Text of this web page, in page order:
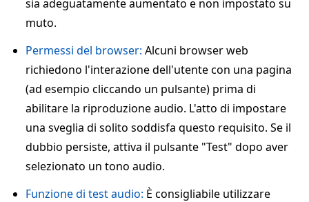
sia adeguatamente aumentato e non impostato su
muto.
Permessi del browser: Alcuni browser web
richiedono l'interazione dell'utente con una pagina
(ad esempio cliccando un pulsante) prima di
abilitare la riproduzione audio. L'atto di impostare
una sveglia di solito soddisfa questo requisito. Se il
dubbio persiste, attiva il pulsante "Test" dopo aver
selezionato un tono audio.
Funzione di test audio: È consigliabile utilizzare